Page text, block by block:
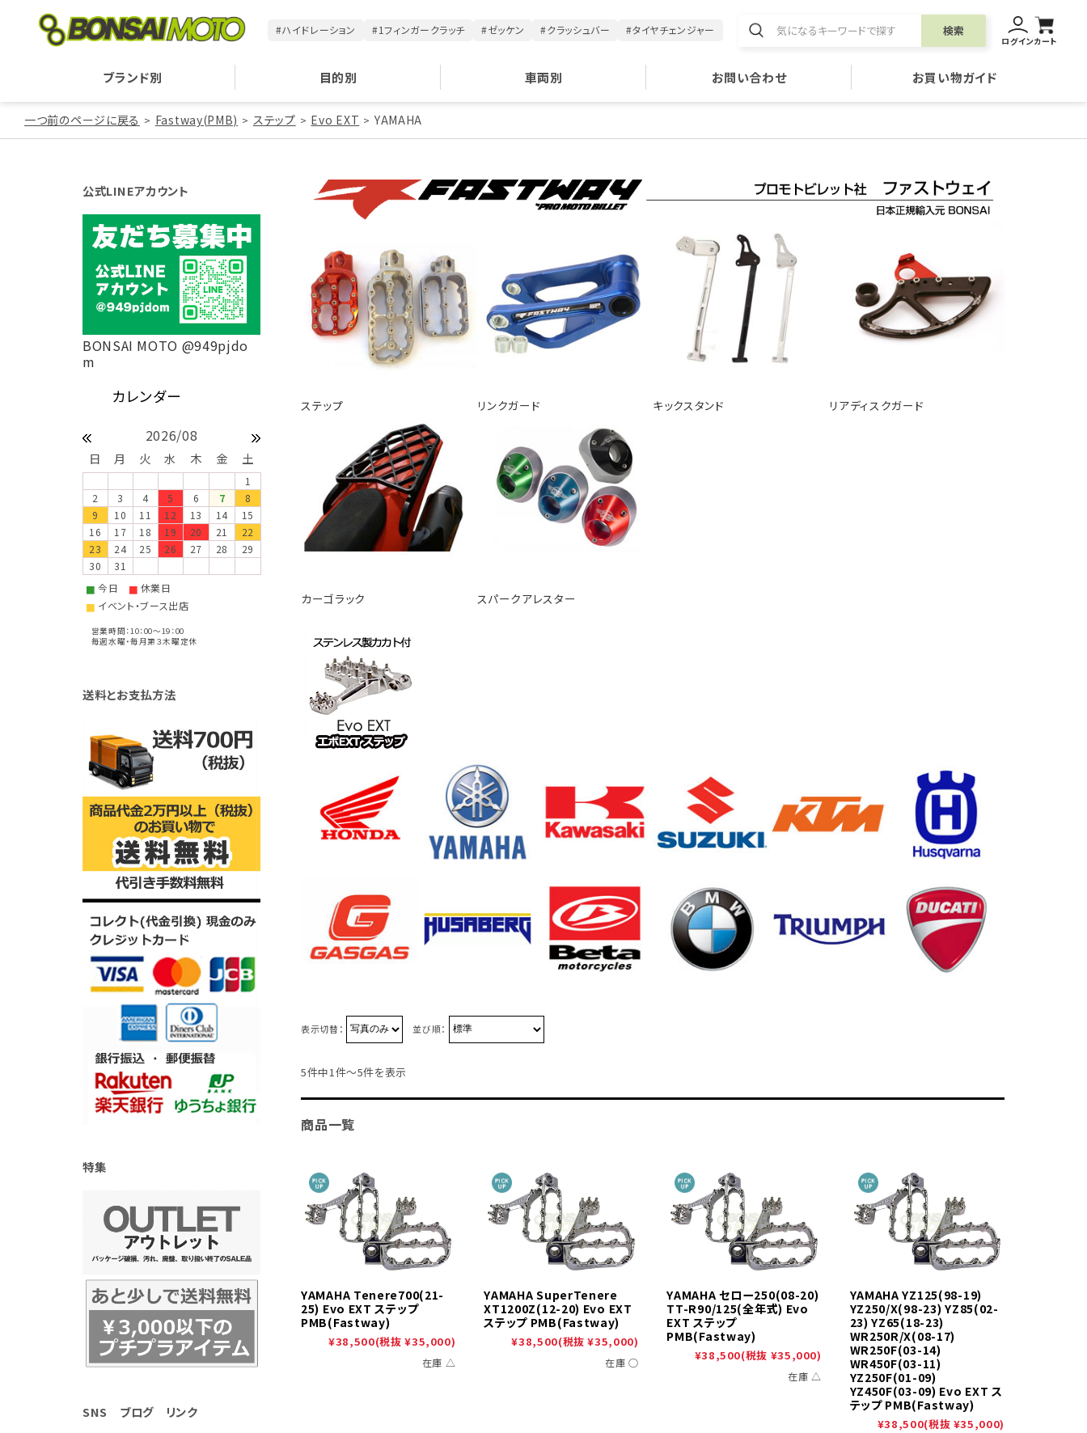
#ハイドレーション #1フィンガークラッチ #ゼッケン #クラッシュバー #タイヤチェンジャー 検索
ログインカート
ブランド別 目的別 車両別 お問い合わせ お買い物ガイド
一つ前のページに戻る Fastway(PMB) ステップ Evo EXT YAMAHA
ステップ リンクガード キックスタンド リアディスクガード
カーゴラック スパークアレスター
表示切替： 並び順：
5件中1件～5件を表示
商品一覧
YAMAHA Tenere700(21-
25) Evo EXT ステップ
PMB(Fastway)
¥38,500(税抜 ¥35,000)
在庫 △
YAMAHA SuperTenere
XT1200Z(12-20) Evo EXT
ステップ PMB(Fastway)
¥38,500(税抜 ¥35,000)
在庫 ○
YAMAHA セロー250(08-20)
TT-R90/125(全年式) Evo
EXT ステップ
PMB(Fastway)
¥38,500(税抜 ¥35,000)
在庫 △
YAMAHA YZ125(98-19)
YZ250/X(98-23) YZ85(02-
23) YZ65(18-23)
WR250R/X(08-17)
WR250F(03-14)
WR450F(03-11)
YZ250F(01-09)
YZ450F(03-09) Evo EXT ス
テップ PMB(Fastway)
¥38,500(税抜 ¥35,000)
公式LINEアカウント
BONSAI MOTO @949pjdo
m
2026/08
日 月 火 水 木 金 土
1
2
3 4 5 6 7
8
9
10 11 12 13 14
15
16
17 18 19 20 21
22
23
24 25 26 27 28
29
30
31
■ 今日 ■ 休業日
■ イベント・ブース出店
営業時間：10：00～19：00
毎週水曜・毎月第３木曜定休
送料とお支払方法
特集
SNS ブログ リンク